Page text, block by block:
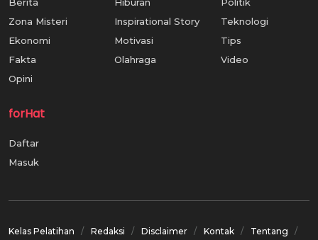
Berita
Zona Misteri
Ekonomi
Fakta
Opini
Hiburan
Inspirational Story
Motivasi
Olahraga
Politik
Teknologi
Tips
Video
forHat
Daftar
Masuk
Kelas Pelatihan Redaksi Disclaimer Kontak Tentang